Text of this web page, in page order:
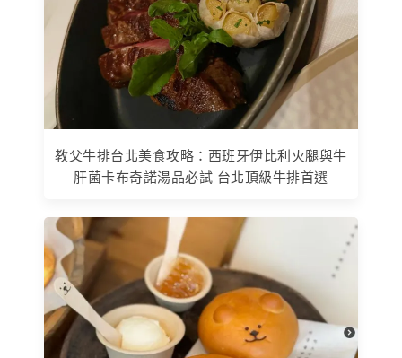
教父牛排台北美食攻略：西班牙伊比利火腿與牛
肝菌卡布奇諾湯品必試 台北頂級牛排首選